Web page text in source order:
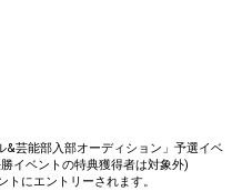
芸能部入部オーディション」予選イベ
イベントの特典獲得者は対象外)
にエントリーされます。